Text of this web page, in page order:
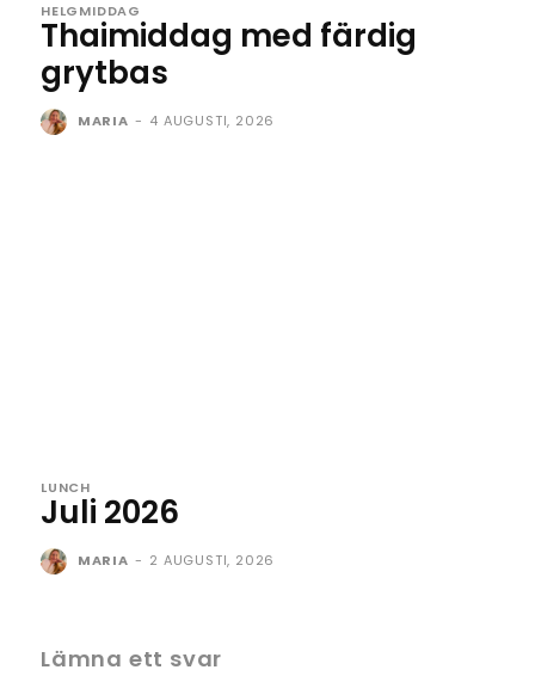
HELGMIDDAG
Thaimiddag med färdig
grytbas
MARIA - 4 AUGUSTI, 2026
LUNCH
Juli 2026
MARIA - 2 AUGUSTI, 2026
Lämna ett svar